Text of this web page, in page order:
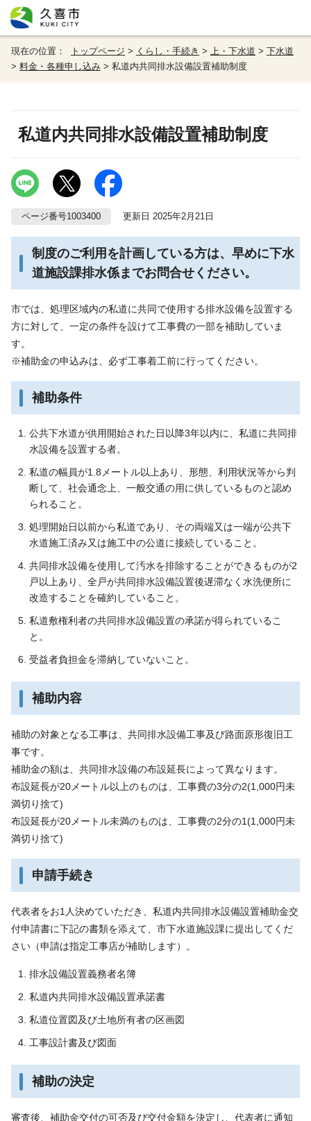
現在の位置： トップページ > くらし・手続き > 上・下水道 > 下水道
> 料金・各種申し込み > 私道内共同排水設備設置補助制度
私道内共同排水設備設置補助制度
ページ番号1003400 更新日 2025年2月21日
制度のご利用を計画している方は、早めに下水
道施設課排水係までお問合せください。
市では、処理区域内の私道に共同で使用する排水設備を設置する
方に対して、一定の条件を設けて工事費の一部を補助していま
す。
※補助金の申込みは、必ず工事着工前に行ってください。
補助条件
公共下水道が供用開始された日以降3年以内に、私道に共同排
水設備を設置する者。
私道の幅員が1.8メートル以上あり、形態、利用状況等から判
断して、社会通念上、一般交通の用に供しているものと認め
られること。
処理開始日以前から私道であり、その両端又は一端が公共下
水道施工済み又は施工中の公道に接続していること。
共同排水設備を使用して汚水を排除することができるものが2
戸以上あり、全戸が共同排水設備設置後遅滞なく水洗便所に
改造することを確約していること。
私道敷権利者の共同排水設備設置の承諾が得られているこ
と。
受益者負担金を滞納していないこと。
補助内容
補助の対象となる工事は、共同排水設備工事及び路面原形復旧工
事です。
補助金の額は、共同排水設備の布設延長によって異なります。
布設延長が20メートル以上のものは、工事費の3分の2(1,000円未
満切り捨て)
布設延長が20メートル未満のものは、工事費の2分の1(1,000円未
満切り捨て)
申請手続き
代表者をお1人決めていただき、私道内共同排水設備設置補助金交
付申請書に下記の書類を添えて、市下水道施設課に提出してくだ
さい（申請は指定工事店が補助します）。
排水設備設置義務者名簿
私道内共同排水設備設置承諾書
私道位置図及び土地所有者の区画図
工事設計書及び図面
補助の決定
審査後、補助金交付の可否及び交付金額を決定し、代表者に通知